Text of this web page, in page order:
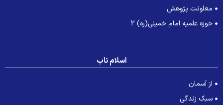
معاونت پژوهش
حوزه علمیه امام خمینی(ره) 2
اسلام ناب
از آسمان
سبک زندگی